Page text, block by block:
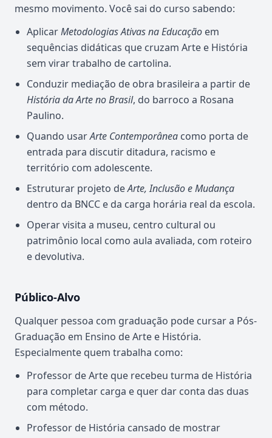
mesmo movimento. Você sai do curso sabendo:
AplicarMetodologias Ativas na Educação em
sequências didáticas que cruzam Arte e História
sem virar trabalho de cartolina.
Conduzir mediação de obra brasileira a partir de
História da Arte no Brasil, do barroco a Rosana
Paulino.
Quando usarArte Contemporânea como porta de
entrada para discutir ditadura, racismo e
território com adolescente.
Estruturar projeto deArte, Inclusão e Mudança
dentro da BNCC e da carga horária real da escola.
Operar visita a museu, centro cultural ou
patrimônio local como aula avaliada, com roteiro
e devolutiva.
Público-Alvo
Qualquer pessoa com graduação pode cursar a Pós-
Graduação em Ensino de Arte e História.
Especialmente quem trabalha como:
Professor de Arte que recebeu turma de História
para completar carga e quer dar conta das duas
com método.
Professor de História cansado de mostrar